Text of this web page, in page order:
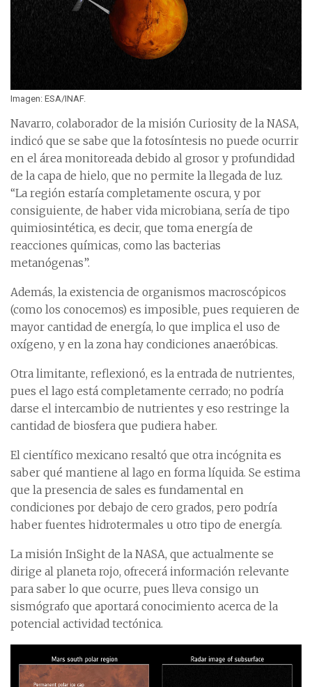
Imagen: ESA/INAF.
Navarro, colaborador de la misión Curiosity de la NASA,
indicó que se sabe que la fotosíntesis no puede ocurrir
en el área monitoreada debido al grosor y profundidad
de la capa de hielo, que no permite la llegada de luz.
“La región estaría completamente oscura, y por
consiguiente, de haber vida microbiana, sería de tipo
quimiosintética, es decir, que toma energía de
reacciones químicas, como las bacterias
metanógenas”.
Además, la existencia de organismos macroscópicos
(como los conocemos) es imposible, pues requieren de
mayor cantidad de energía, lo que implica el uso de
oxígeno, y en la zona hay condiciones anaeróbicas.
Otra limitante, reflexionó, es la entrada de nutrientes,
pues el lago está completamente cerrado; no podría
darse el intercambio de nutrientes y eso restringe la
cantidad de biosfera que pudiera haber.
El científico mexicano resaltó que otra incógnita es
saber qué mantiene al lago en forma líquida. Se estima
que la presencia de sales es fundamental en
condiciones por debajo de cero grados, pero podría
haber fuentes hidrotermales u otro tipo de energía.
La misión InSight de la NASA, que actualmente se
dirige al planeta rojo, ofrecerá información relevante
para saber lo que ocurre, pues lleva consigo un
sismógrafo que aportará conocimiento acerca de la
potencial actividad tectónica.